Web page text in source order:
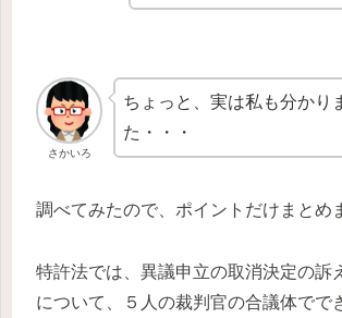
さかいろ
ちょっと、実は私も分かり
た・・・
調べてみたので、ポイントだけまとめ
特許法では、異議申立の取消決定の訴
について、５人の裁判官の合議体でで